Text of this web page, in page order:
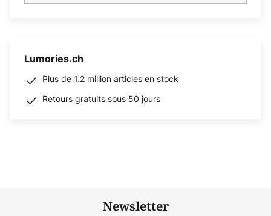
Lumories.ch
Plus de 1.2 million articles en stock
Retours gratuits sous 50 jours
Newsletter